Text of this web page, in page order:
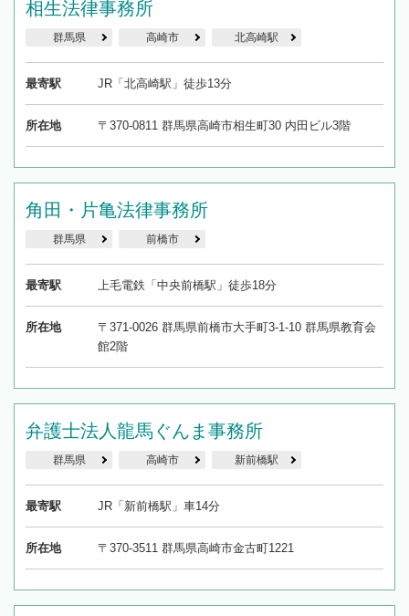
相生法律事務所
群馬県 高崎市 北高崎駅
最寄駅 JR「北高崎駅」徒歩13分
所在地 〒370-0811 群馬県高崎市相生町30 内田ビル3階
角田・片亀法律事務所
群馬県 前橋市
最寄駅 上毛電鉄「中央前橋駅」徒歩18分
所在地
〒371-0026 群馬県前橋市大手町3-1-10 群馬県教育会
館2階
弁護士法人龍馬ぐんま事務所
群馬県 高崎市 新前橋駅
最寄駅 JR「新前橋駅」車14分
所在地 〒370-3511 群馬県高崎市金古町1221